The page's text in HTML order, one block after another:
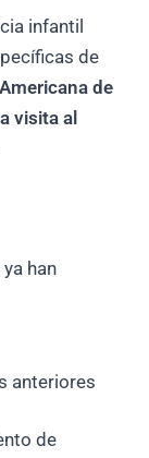
infantil
de
de
visita al
han
anteriores
de